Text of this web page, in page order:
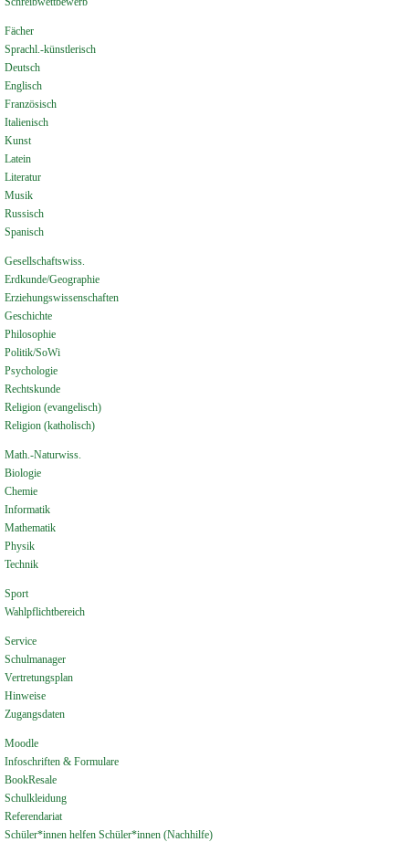
Fächer
Sprachl.-künstlerisch
Deutsch
Englisch
Französisch
Italienisch
Kunst
Latein
Literatur
Musik
Russisch
Spanisch
Gesellschaftswiss.
Erdkunde/Geographie
Erziehungswissenschaften
Geschichte
Philosophie
Politik/SoWi
Psychologie
Rechtskunde
Religion (evangelisch)
Religion (katholisch)
Math.-Naturwiss.
Biologie
Chemie
Informatik
Mathematik
Physik
Technik
Sport
Wahlpflichtbereich
Service
Schulmanager
Vertretungsplan
Hinweise
Zugangsdaten
Moodle
Infoschriften & Formulare
BookResale
Schulkleidung
Referendariat
Schüler*innen helfen Schüler*innen (Nachhilfe)